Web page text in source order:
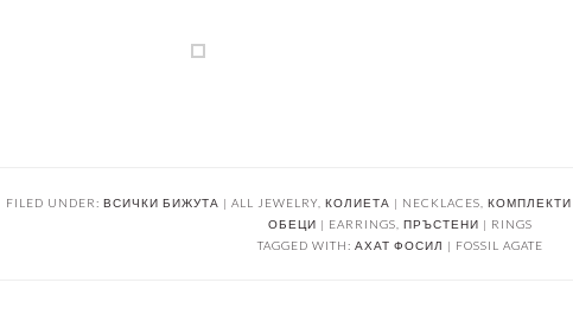
FILED UNDER: ВСИЧКИ БИЖУТА | ALL JEWELRY КОЛИЕТА | NECKLACES КОМПЛЕКТИ |
ОБЕЦИ | EARRINGS ПРЪСТЕНИ | RINGS
TAGGED WITH: АХАТ ФОСИЛ | FOSSIL AGATE